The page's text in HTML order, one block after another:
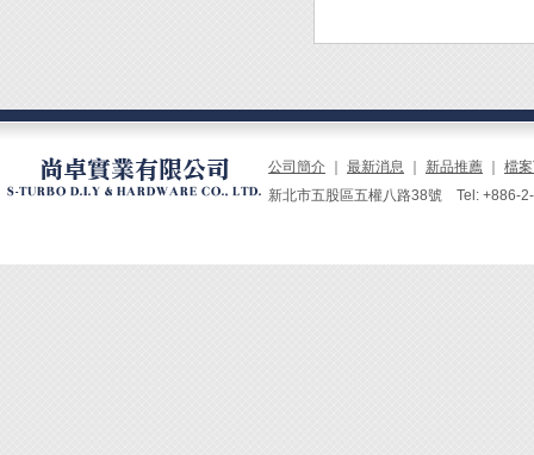
公司簡介 最新消息 新品推薦
檔
新北市五股區五權八路38號 Tel: